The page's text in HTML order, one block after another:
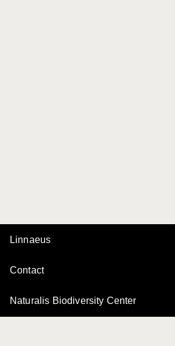
Linnaeus
Contact
Naturalis Biodiversity Center